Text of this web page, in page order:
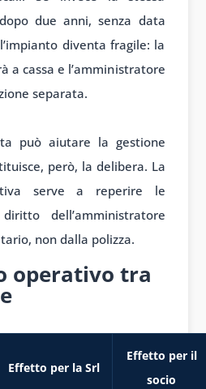
due anni, senza data
diventa fragile: la
a cassa e l’amministratore
separata.
può aiutare la gestione
però, la delibera. La
serve a reperire le
dell’amministratore
non dalla polizza.
operativo tra
Effetto per la Srl
Effetto per il
socio